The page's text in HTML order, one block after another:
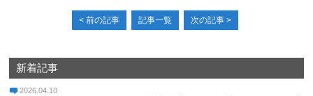
< 前の記事 記事一覧 次の記事 >
新着記事
2026.04.10